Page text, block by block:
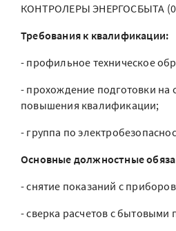
КОНТРОЛЕРЫ ЭНЕРГОСБЫТА
Требования к квалификации:
- профильное техническое
- прохождение подготовки на
повышения квалификации;
- группа по
Основные должностные
- снятие показаний с приборов
- сверка расчетов с бытовыми